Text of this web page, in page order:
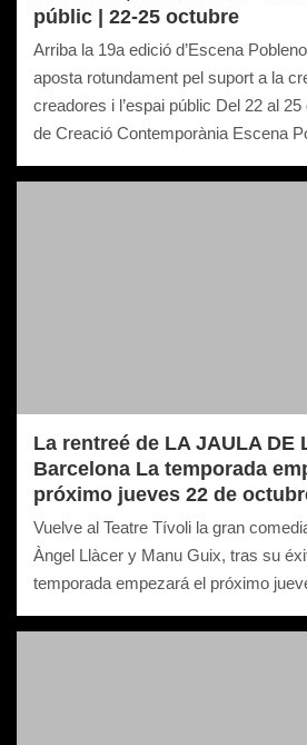
públic | 22-25 octubre
Arriba la 19a edició d’Escena
aposta rotundament pel suport a la
creadores i l’espai públic Del 22 al 25
de Creació Contemporània Escena
La rentreé de LA JAULA DE
Barcelona La temporada
próximo jueves 22 de
Vuelve al Teatre Tívoli la gran
Àngel Llàcer y Manu Guix, tras su
temporada empezará el próximo